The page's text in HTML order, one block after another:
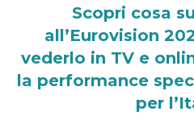
Scopri cosa
all’Eurovision
vederlo in TV e
la performance
per